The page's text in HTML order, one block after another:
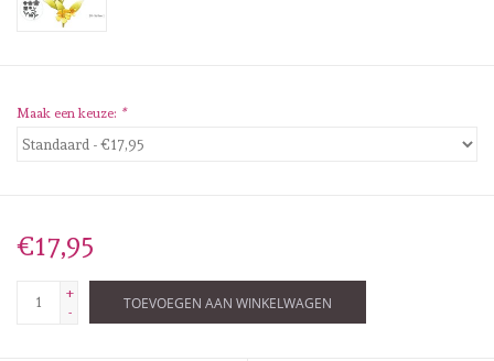
Embossingpoeders
Lint
Maak een keuze: *
€17,95
+
-
TOEVOEGEN AAN WINKELWAGEN